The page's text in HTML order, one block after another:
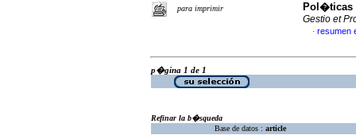
para imprimir
Pol�ticas
Gestio et
· resumen
p�gina 1 de 1
Refinar la b�squeda
Base de datos : article